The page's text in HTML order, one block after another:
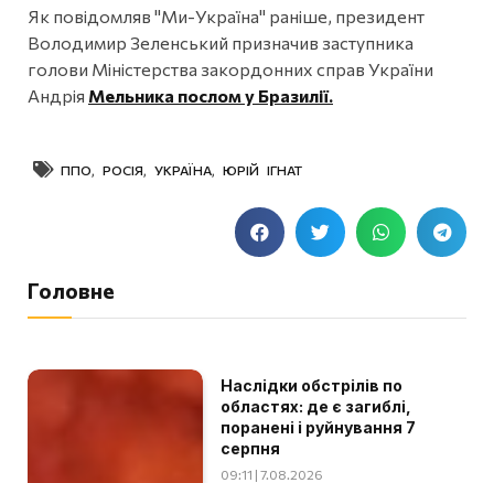
Як повідомляв "Ми-Україна" раніше, президент
Володимир Зеленський призначив заступника
голови Міністерства закордонних справ України
Андрія Мельника послом у Бразилії.
ППО РОСІЯ УКРАЇНА ЮРІЙ ІГНАТ
Головне
Наслідки обстрілів по
областях: де є загиблі,
поранені і руйнування 7
серпня
09:11 | 7.08.2026